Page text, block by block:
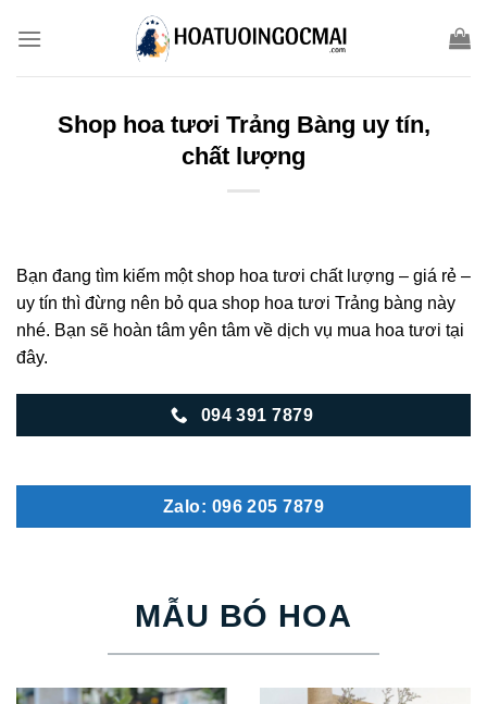
Shop hoa tươi Trảng Bàng uy tín,
chất lượng
Bạn đang tìm kiếm một shop hoa tươi chất lượng – giá rẻ –
uy tín thì đừng nên bỏ qua shop hoa tươi Trảng bàng này
nhé. Bạn sẽ hoàn tâm yên tâm về dịch vụ mua hoa tươi tại
đây.
094 391 7879
Zalo: 096 205 7879
MẪU BÓ HOA